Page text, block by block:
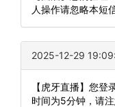
人操作请忽略本短信
2025-12-29
【虎牙直播】您
时间为5分钟，请注